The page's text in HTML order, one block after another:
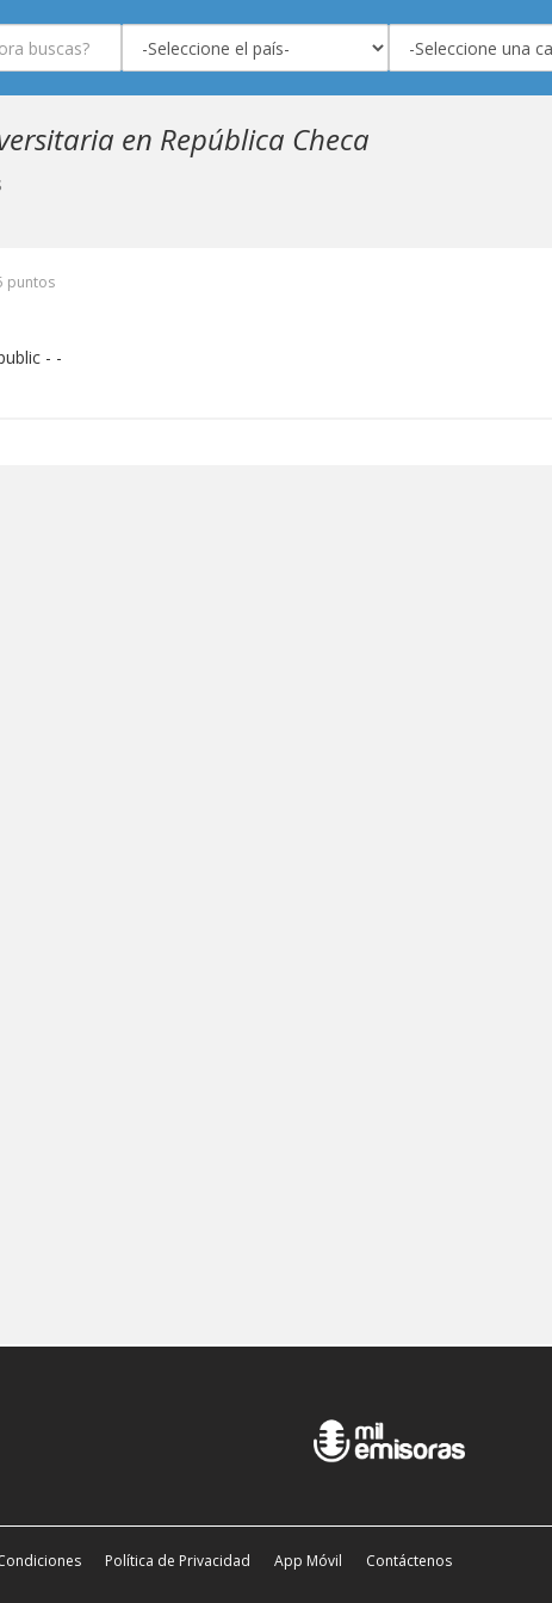
en República Checa
puntos
- -
Política de Privacidad App Móvil Contáctenos